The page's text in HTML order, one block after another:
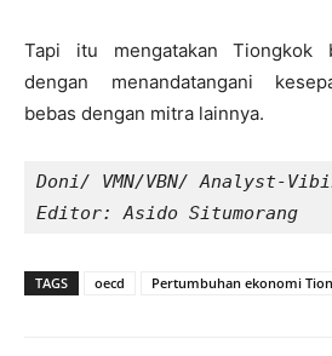
Tapi itu mengatakan Tiongkok
dengan menandatangani
bebas dengan mitra lainnya.
Doni/ VMN/VBN/ Analyst-
Editor: Asido Situmorang
TAGS oecd Pertumbuhan ekonomi